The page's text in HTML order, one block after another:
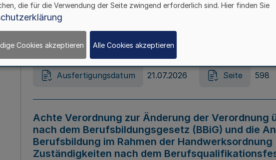
Ausfertigungsdatum 21.07.2026 Seite 595
Gesetz zur Änderung des Online-Casinospiel
Ausfertigungsdatum 21.07.2026 Seite 598
Achte Verordnung zur Änderung der Verordnung
nach dem Berufsbildungsgesetz (BBiG) und die
Berufsbildung im Rahmen der Handwerksordnung
Zuständigkeiten nach dem
die für die Verwendung der Seite zwingend erforderlich sind. Hier finden Sie
Cookies akzeptieren Alle Cookies akzeptieren